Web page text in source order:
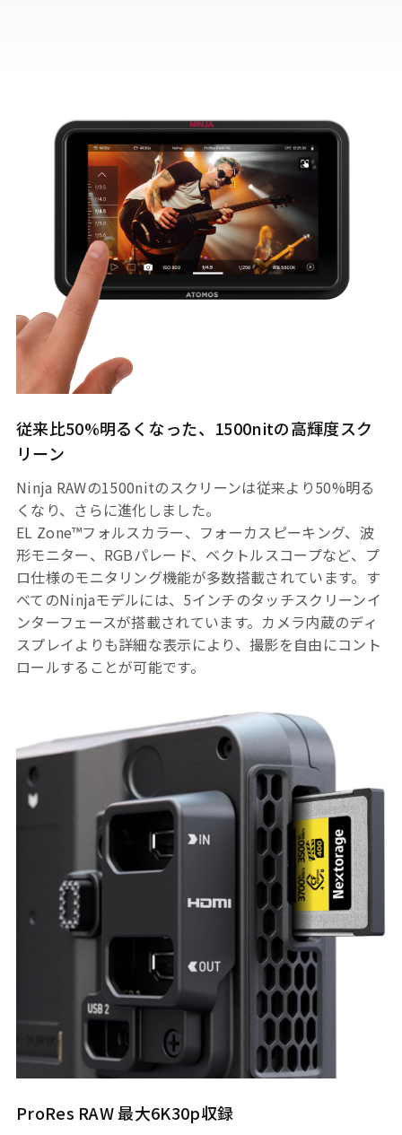
従来比50%明るくなった、1500nitの高輝度スク
リーン
Ninja RAWの1500nitのスクリーンは従来より50%明る
くなり、さらに進化しました。
EL Zone™フォルスカラー、フォーカスピーキング、波
形モニター、RGBパレード、ベクトルスコープなど、プ
ロ仕様のモニタリング機能が多数搭載されています。す
べてのNinjaモデルには、5インチのタッチスクリーンイ
ンターフェースが搭載されています。カメラ内蔵のディ
スプレイよりも詳細な表示により、撮影を自由にコント
ロールすることが可能です。
ProRes RAW 最大6K30p収録